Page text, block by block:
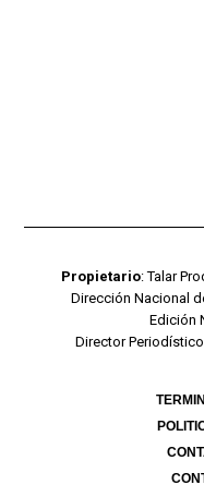
Propietario: Talar
Dirección Nacional
Edición
Director